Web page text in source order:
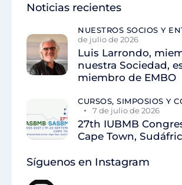
Noticias recientes
NUESTROS SOCIOS Y
de julio de 2026
Luis Larrondo,
nuestra Sociedad,
miembro de EMBO
CURSOS, SIMPOSIOS Y
7 de julio de 2026
27th IUBMB
Cape Town,
Síguenos en Instagram